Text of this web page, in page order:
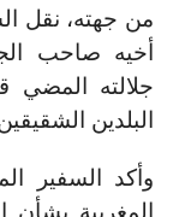
من جهته، نقل
أخيه صاحب
جلالته المضي
البلدين
وأكد السفير
المغربية بشأن